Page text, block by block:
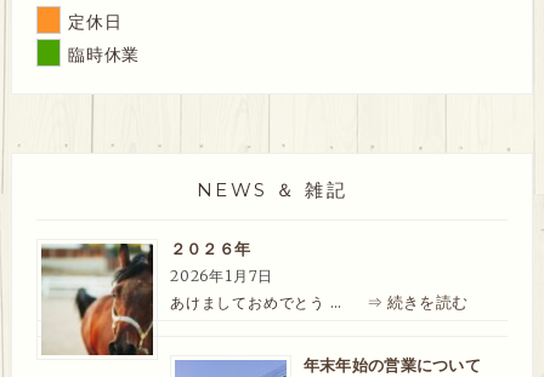
定休日
臨時休業
NEWS ＆ 雑記
２０２６年
2026年1月7日
あけましておめでとう …
⇒ 続きを読む
年末年始の営業について